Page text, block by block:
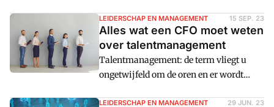
besteden. Een stappenplan.
Leadership Lunch die Executive Finance
samen met ADP organiseerde. Te weinig
dromen geeft geen energie en richting,
terwijl strategievorming ook weer geen
luchtfietserij moet worden. De
LEIDERSCHAP EN MANAGEMENT 15 SEP. 23
Alles wat een CFO moet weten
over talentmanagement
Talentmanagement: de term vliegt u
ongetwijfeld om de oren en er wordt
'het managen van talent'. Ook de CFO,
LEIDERSCHAP EN MANAGEMENT 29 JUN. 23